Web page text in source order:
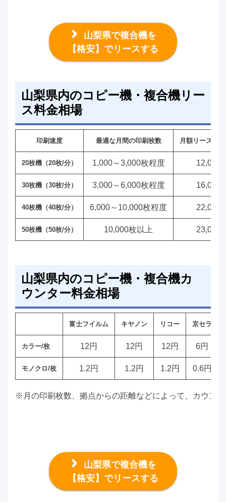
山梨県で複合機を
【格安】でリースする
山梨県内のコピー機・複合機リー
ス料金相場
印刷速度 最適な月間の印刷枚数 月額リース料
20枚機（20枚/分） 1,000～3,000枚程度 12,000
30枚機（30枚/分） 3,000～6,000枚程度 16,000
40枚機（40枚/分） 6,000～10,000枚程度 22,000
50枚機（50枚/分） 10,000枚以上 23,000
山梨県内のコピー機・複合機カ
ウンター料金相場
富士フイルム キヤノン リコー 京セラ
カラー/枚 12円 12円 12円 6円
モノクロ/枚 1.2円 1.2円 1.2円 0.6円
※月の印刷枚数、拠点からの距離などによって、カウン
山梨県で複合機を
【格安】でリースする